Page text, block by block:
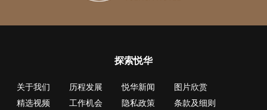
探索悦华
关于我们 历程发展 悦华新闻
图片欣赏
精选视频
工作机会 隐私政策 条款及细则